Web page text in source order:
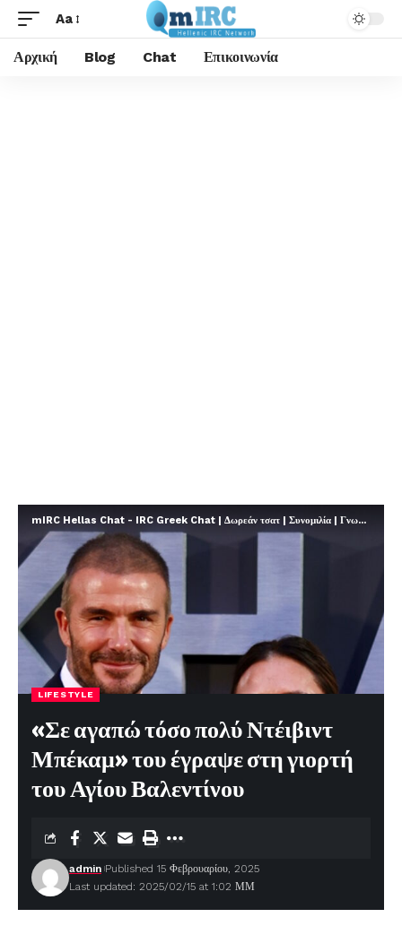
Aa
Αρχική Blog Chat Επικοινωνία
mIRC Hellas Chat - IRC Greek Chat | Δωρεάν τσατ | Συνομιλία | Γνωριμίες | FREE
LIFESTYLE
«Σε αγαπώ τόσο πολύ Ντέιβιντ
Μπέκαμ» του έγραψε στη γιορτή
του Αγίου Βαλεντίνου
Last updated: 2025/02/15 at 1:02 ΜΜ
admin Published 15 Φεβρουαρίου, 2025